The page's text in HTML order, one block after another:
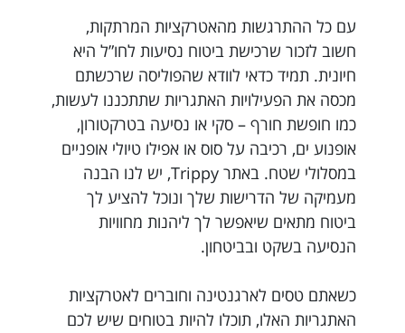
עם כל ההתרגשות מהאטרקציות המרתקות,
חשוב לזכור שרכישת ביטוח נסיעות לחו”ל היא
חיונית. תמיד כדאי לוודא שהפוליסה שרכשתם
מכסה את הפעילויות האתגריות שתתכננו לעשות,
כמו חופשת חורף – סקי או נסיעה בטרקטורון,
אופנוע ים, רכיבה על סוס או אפילו טיולי אופניים
במסלולי שטח. באתר Trippy, יש לנו הבנה
מעמיקה של הדרישות שלך ונוכל להציע לך
ביטוח מתאים שיאפשר לך ליהנות מחוויות
הנסיעה בשקט ובביטחון.
כשאתם טסים לארגנטינה וחוברים לאטרקציות
האתגריות האלו, תוכלו להיות בטוחים שיש לכם